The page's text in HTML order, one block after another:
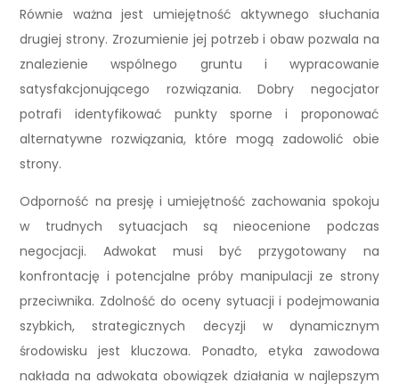
Równie ważna jest umiejętność aktywnego słuchania
drugiej strony. Zrozumienie jej potrzeb i obaw pozwala na
znalezienie wspólnego gruntu i wypracowanie
satysfakcjonującego rozwiązania. Dobry negocjator
potrafi identyfikować punkty sporne i proponować
alternatywne rozwiązania, które mogą zadowolić obie
strony.
Odporność na presję i umiejętność zachowania spokoju
w trudnych sytuacjach są nieocenione podczas
negocjacji. Adwokat musi być przygotowany na
konfrontację i potencjalne próby manipulacji ze strony
przeciwnika. Zdolność do oceny sytuacji i podejmowania
szybkich, strategicznych decyzji w dynamicznym
środowisku jest kluczowa. Ponadto, etyka zawodowa
nakłada na adwokata obowiązek działania w najlepszym